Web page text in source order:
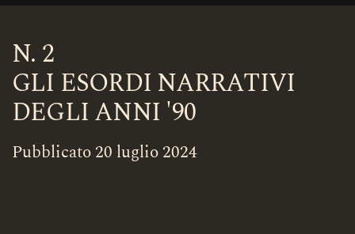
N. 2
GLI ESORDI NARRATIVI
DEGLI ANNI '90
Pubblicato 20 luglio 2024